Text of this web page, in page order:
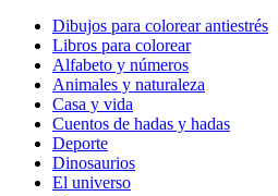
Dibujos para colorear antiestrés
Libros para colorear
Alfabeto y números
Animales y naturaleza
Casa y vida
Cuentos de hadas y hadas
Deporte
Dinosaurios
El universo